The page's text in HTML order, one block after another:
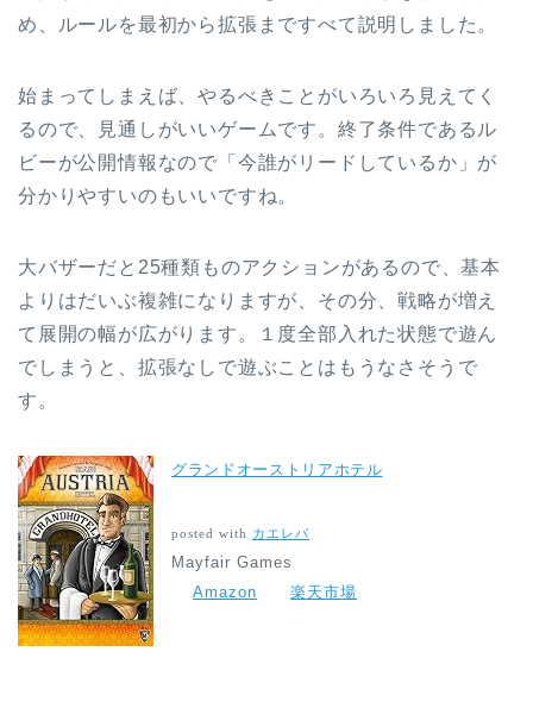
め、ルールを最初から拡張まですべて説明しました。
始まってしまえば、やるべきことがいろいろ見えてく
るので、見通しがいいゲームです。終了条件であるル
ビーが公開情報なので「今誰がリードしているか」が
分かりやすいのもいいですね。
大バザーだと25種類ものアクションがあるので、基本
よりはだいぶ複雑になりますが、その分、戦略が増え
て展開の幅が広がります。１度全部入れた状態で遊ん
でしまうと、拡張なしで遊ぶことはもうなさそうで
す。
グランドオーストリアホテル
posted with カエレバ
Mayfair Games
Amazon
楽天市場